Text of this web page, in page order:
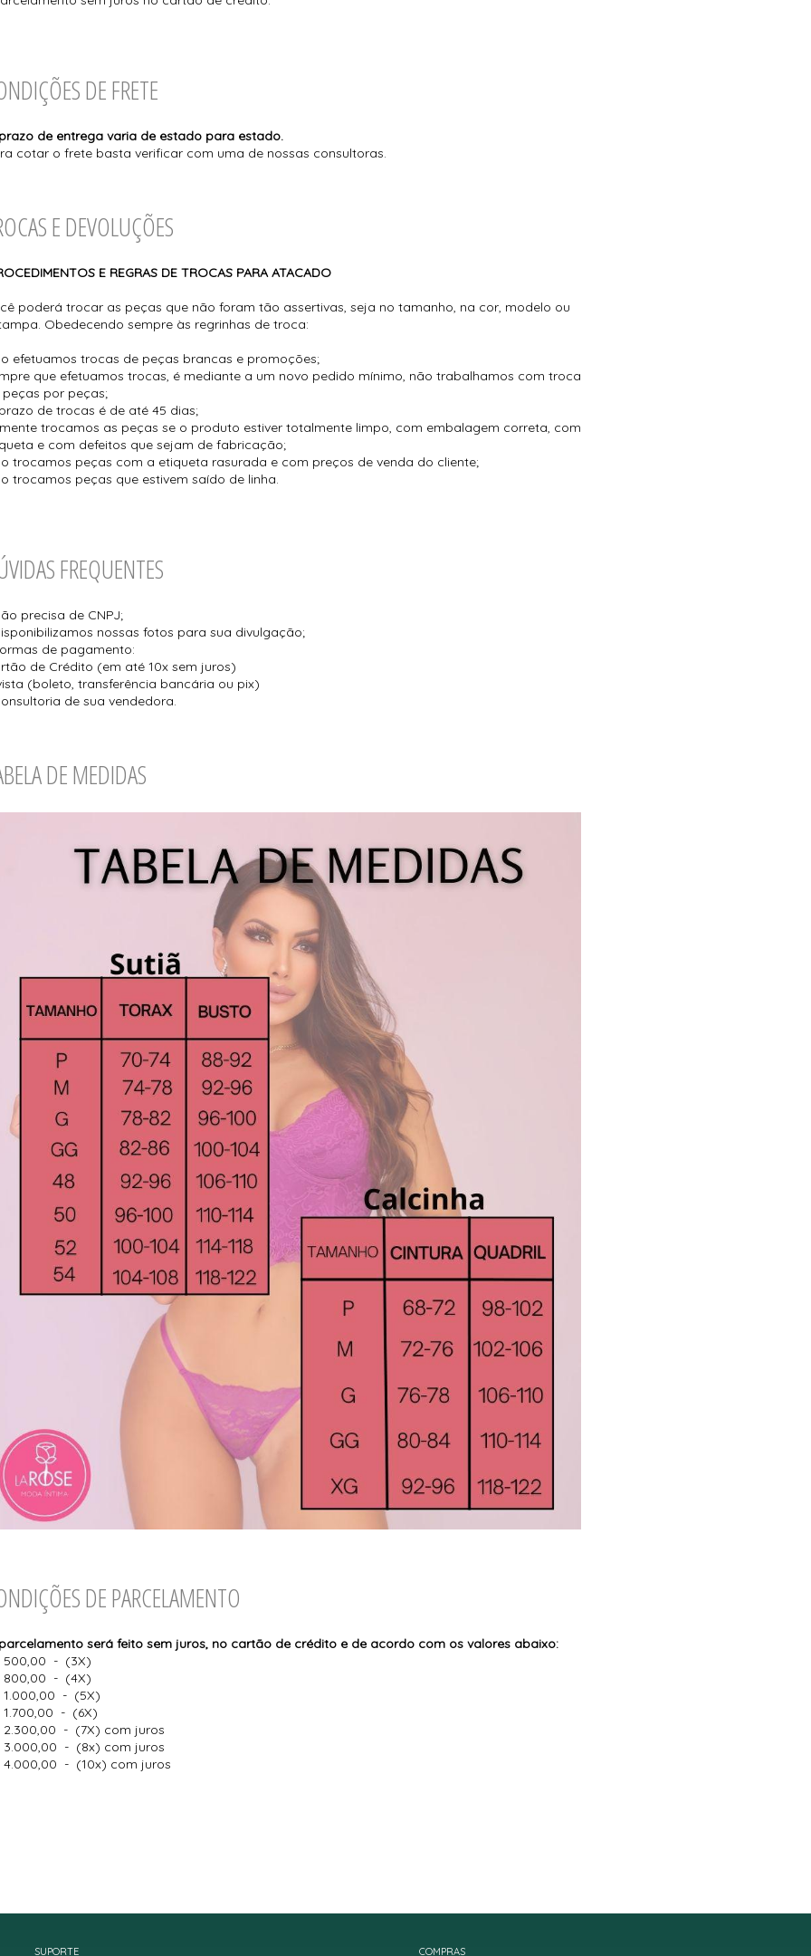
DE FRETE
de entrega varia de estado para estado.
cotar o frete basta verificar com uma de nossas consultoras.
E DEVOLUÇÕES
E REGRAS DE TROCAS PARA ATACADO
poderá trocar as peças que não foram tão assertivas, seja no tamanho, na cor, modelo ou
Obedecendo sempre às regrinhas de troca:
efetuamos trocas de peças brancas e promoções;
que efetuamos trocas, é mediante a um novo pedido mínimo, não trabalhamos com troca
peças por peças;
de trocas é de até 45 dias;
trocamos as peças se o produto estiver totalmente limpo, com embalagem correta, com
e com defeitos que sejam de fabricação;
trocamos peças com a etiqueta rasurada e com preços de venda do cliente;
trocamos peças que estivem saído de linha.
FREQUENTES
precisa de CNPJ;
nossas fotos para sua divulgação;
de pagamento:
de Crédito (em até 10x sem juros)
(boleto, transferência bancária ou pix)
de sua vendedora.
DE MEDIDAS
DE PARCELAMENTO
será feito sem juros, no cartão de crédito e de acordo com os valores abaixo:
500,00 - (3X)
800,00 - (4X)
1.000,00 - (5X)
1.700,00 - (6X)
2.300,00 - (7X) com juros
3.000,00 - (8x) com juros
4.000,00 - (10x) com juros
SUPORTE COMPRAS